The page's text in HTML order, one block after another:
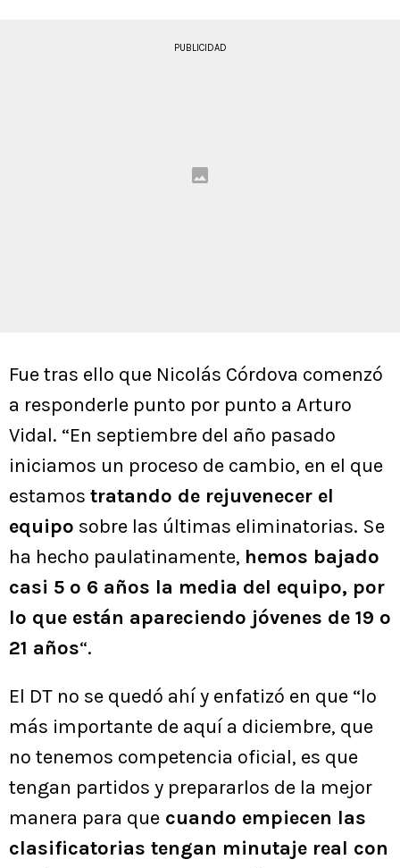
PUBLICIDAD
Fue tras ello que Nicolás Córdova comenzó
a responderle punto por punto a Arturo
Vidal. “En septiembre del año pasado
iniciamos un proceso de cambio, en el que
estamos tratando de rejuvenecer el
equipo sobre las últimas eliminatorias. Se
ha hecho paulatinamente, hemos bajado
casi 5 o 6 años la media del equipo, por
lo que están apareciendo jóvenes de 19 o
21 años“.
El DT no se quedó ahí y enfatizó en que “lo
más importante de aquí a diciembre, que
no tenemos competencia oficial, es que
tengan partidos y prepararlos de la mejor
manera para que cuando empiecen las
clasificatorias tengan minutaje real con